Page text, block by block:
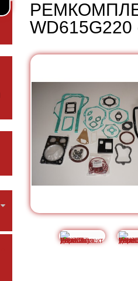
WD615G220